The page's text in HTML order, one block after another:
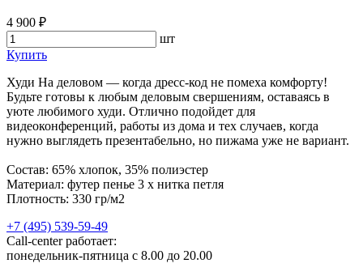
4 900 ₽
шт
Купить
Худи На деловом — когда дресс-код не помеха комфорту!
Будьте готовы к любым деловым свершениям, оставаясь в
уюте любимого худи. Отлично подойдет для
видеоконференций, работы из дома и тех случаев, когда
нужно выглядеть презентабельно, но пижама уже не вариант.
Состав: 65% хлопок, 35% полиэстер
Материал: футер пенье 3 х нитка петля
Плотность: 330 гр/м2
+7 (495) 539-59-49
Call-center работает:
понедельник-пятница с 8.00 до 20.00